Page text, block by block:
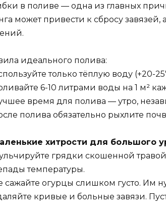
в поливе — одна из главных
может привести к сбросу
идеального полива:
только тёплую воду (+20-
6-10 литрами воды на 1 м²
время для полива — утро,
полива обязательно рыхлите
хитрости для большого
грядки скошенной
температуры.
огурцы слишком густо. Им
кривые и больные завязи.